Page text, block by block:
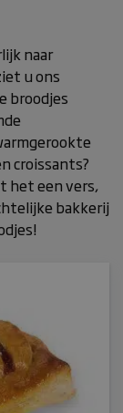
naar
u ons
broodjes
croissants?
het een vers,
bakkerij